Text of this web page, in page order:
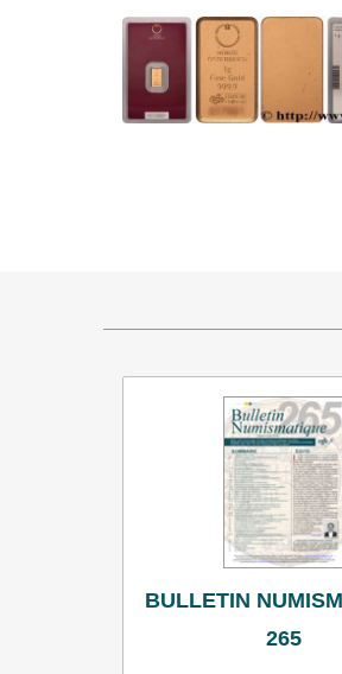
BULLETIN
265